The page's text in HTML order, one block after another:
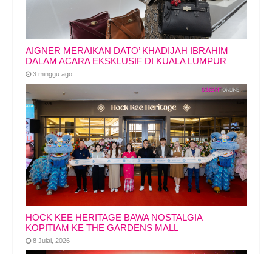
AIGNER MERAIKAN DATO’ KHADIJAH IBRAHIM
DALAM ACARA EKSKLUSIF DI KUALA LUMPUR
3 minggu ago
HOCK KEE HERITAGE BAWA NOSTALGIA
KOPITIAM KE THE GARDENS MALL
8 Julai, 2026